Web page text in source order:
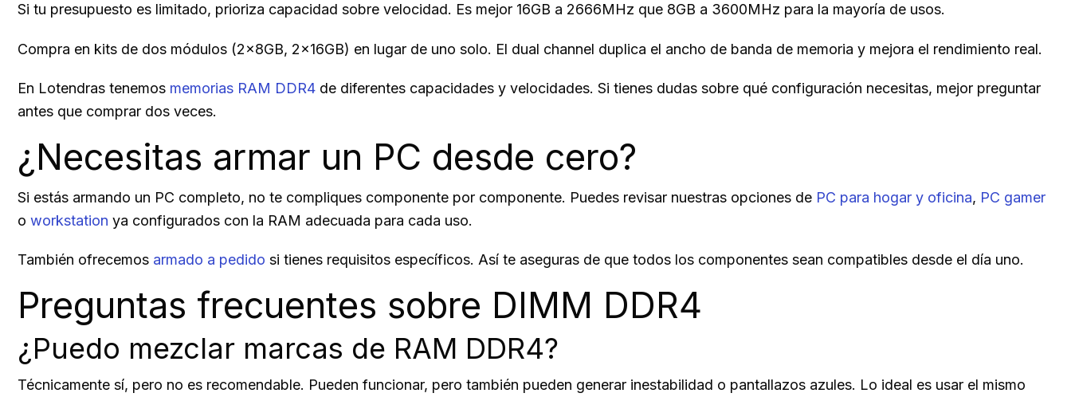
Si tu presupuesto es limitado, prioriza capacidad sobre velocidad. Es mejor 16GB a 2666MHz que 8GB a 3600MHz para la mayoría de usos.
Compra en kits de dos módulos (2x8GB, 2x16GB) en lugar de uno solo. El dual channel duplica el ancho de banda de memoria y mejora el rendimiento real.
En Lotendras tenemos memorias RAM DDR4 de diferentes capacidades y velocidades. Si tienes dudas sobre qué configuración necesitas, mejor preguntar
antes que comprar dos veces.
¿Necesitas armar un PC desde cero?
Si estás armando un PC completo, no te compliques componente por componente. Puedes revisar nuestras opciones de PC para hogar y oficina, PC gamer
oworkstation ya configurados con la RAM adecuada para cada uso.
También ofrecemos armado a pedido si tienes requisitos específicos. Así te aseguras de que todos los componentes sean compatibles desde el día uno.
Preguntas frecuentes sobre DIMM DDR4
¿Puedo mezclar marcas de RAM DDR4?
Técnicamente sí, pero no es recomendable. Pueden funcionar, pero también pueden generar inestabilidad o pantallazos azules. Lo ideal es usar el mismo